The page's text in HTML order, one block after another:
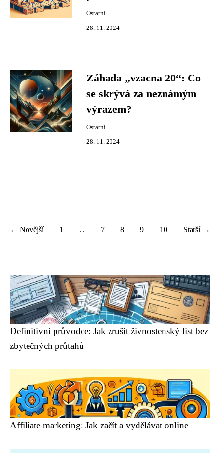
Ostatní
28. 11. 2024
Záhada „vzacna 20“: Co
se skrývá za neznámým
výrazem?
Ostatní
28. 11. 2024
← Novější 1 ... 7 8 9 10 Starší →
Definitivní průvodce: Jak zrušit živnostenský list bez
zbytečných průtahů
Affiliate marketing: Jak začít a vydělávat online